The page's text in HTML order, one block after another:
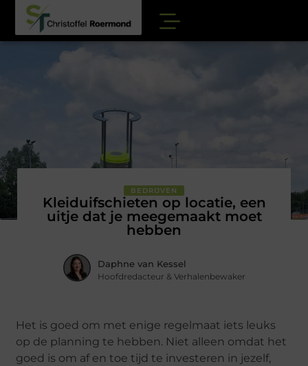
BEDRIJVEN
Kleiduifschieten op locatie, een
uitje dat je meegemaakt moet
hebben
Daphne van Kessel
Hoofdredacteur & Verhalenbewaker
Het is goed om met enige regelmaat iets leuks
op de planning te hebben. Niet alleen omdat het
goed is om af en toe tijd te investeren in jezelf,